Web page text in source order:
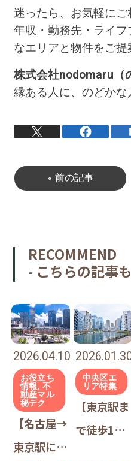
迷ったら、お気軽にご
年収・勤務先・ライ
なエリアと物件をご提
株式会社nodomaru（
縁ある人に、のどかな
« 前の記事
RECOMMEND
- こちらの記事
2026.04.10
お役立ち
情報, 不
動産マル
秘テク
【名古屋→
東京駅に転
中央区エ
リア特集
【東京駅ま
で徒歩15